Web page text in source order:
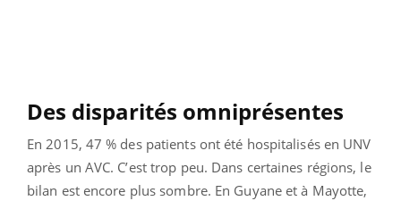
Des disparités omniprésentes
En 2015, 47 % des patients ont été hospitalisés en UNV
après un AVC. C’est trop peu. Dans certaines régions, le
bilan est encore plus sombre. En Guyane et à Mayotte,